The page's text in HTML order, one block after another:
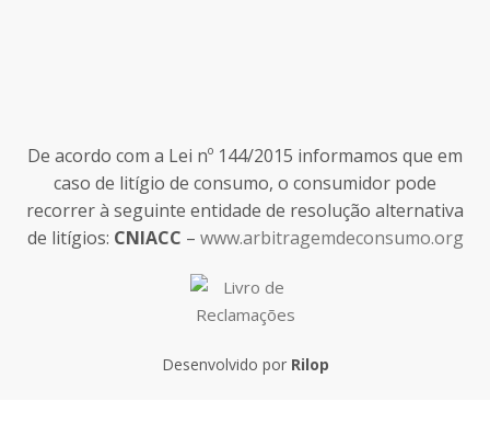
De acordo com a Lei nº 144/2015 informamos que em
caso de litígio de consumo, o consumidor pode
recorrer à seguinte entidade de resolução alternativa
de litígios: CNIACC – www.arbitragemdeconsumo.org
Desenvolvido por Rilop